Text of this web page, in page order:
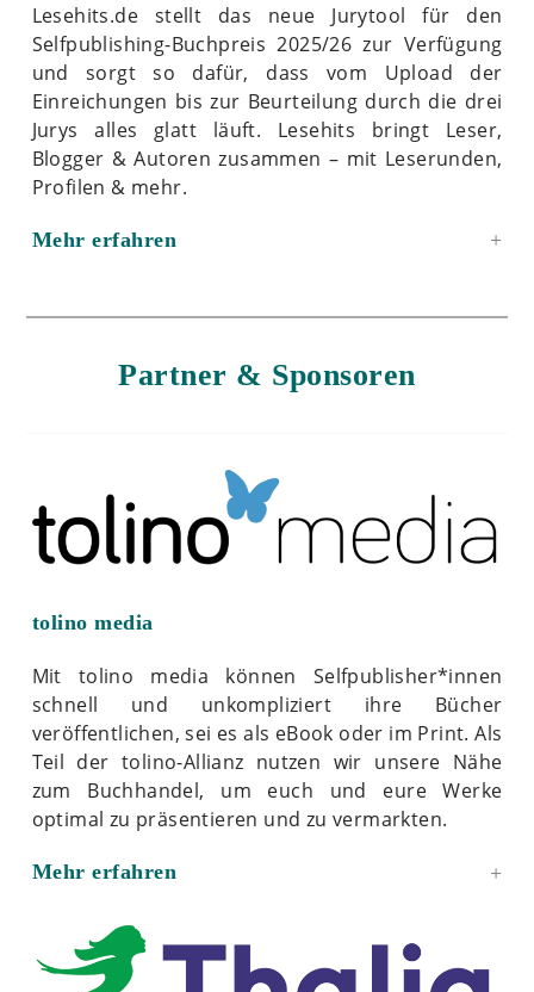
Lesehits.de stellt das neue Jurytool für den
Selfpublishing-Buchpreis 2025/26 zur Verfügung
und sorgt so dafür, dass vom Upload der
Einreichungen bis zur Beurteilung durch die drei
Jurys alles glatt läuft. Lesehits bringt Leser,
Blogger & Autoren zusammen – mit Leserunden,
Profilen & mehr.
Mehr erfahren
Partner & Sponsoren
tolino media
Mit tolino media können Selfpublisher*innen
schnell und unkompliziert ihre Bücher
veröffentlichen, sei es als eBook oder im Print. Als
Teil der tolino-Allianz nutzen wir unsere Nähe
zum Buchhandel, um euch und eure Werke
optimal zu präsentieren und zu vermarkten.
Mehr erfahren